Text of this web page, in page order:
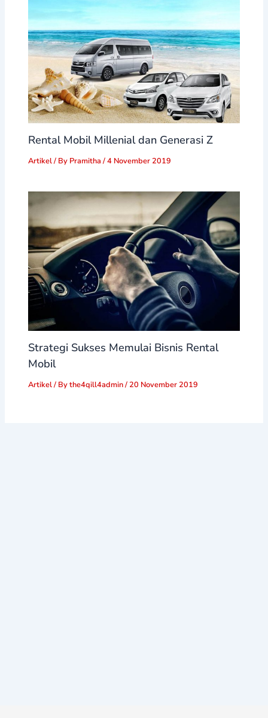
Rental Mobil Millenial dan Generasi Z
Artikel/ By Pramitha/4 November 2019
Strategi Sukses Memulai Bisnis Rental
Mobil
Artikel/ Bythe4qill4admin/ 20 November 2019